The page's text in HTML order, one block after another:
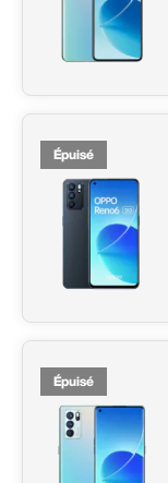
Épuisé
Épuisé